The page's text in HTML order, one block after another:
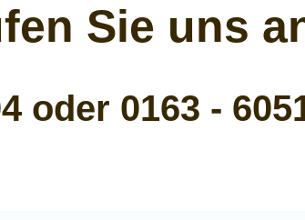
Sie uns
oder 0163 -